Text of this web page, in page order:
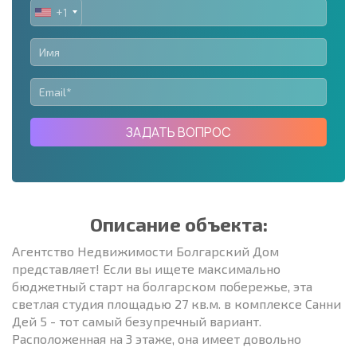
UNITED
STATES
+1
+1
ЗАДАТЬ ВОПРОС
Описание объекта:
Агентство Недвижимости Болгарский Дом
представляет! Если вы ищете максимально
бюджетный старт на болгарском побережье, эта
светлая студия площадью 27 кв.м. в комплексе Санни
Дей 5 - тот самый безупречный вариант.
Расположенная на 3 этаже, она имеет довольно